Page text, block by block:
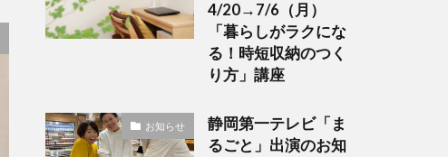
4/20→7/6（月）
「暮らしがラクにな
る！時短収納のつく
り方」講座
お知らせ
静岡第一テレビ「ま
るごと」出演のお知